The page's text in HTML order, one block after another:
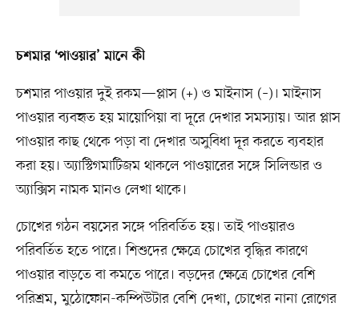
চশমার ‘পাওয়ার’ মানে কী
চশমার পাওয়ার দুই রকম—প্লাস (+) ও মাইনাস (–)। মাইনাস
পাওয়ার ব্যবহৃত হয় মায়োপিয়া বা দূরে দেখার সমস্যায়। আর প্লাস
পাওয়ার কাছ থেকে পড়া বা দেখার অসুবিধা দূর করতে ব্যবহার
করা হয়। অ্যাস্টিগমাটিজম থাকলে পাওয়ারের সঙ্গে সিলিন্ডার ও
অ্যাক্সিস নামক মানও লেখা থাকে।
চোখের গঠন বয়সের সঙ্গে পরিবর্তিত হয়। তাই পাওয়ারও
পরিবর্তিত হতে পারে। শিশুদের ক্ষেত্রে চোখের বৃদ্ধির কারণে
পাওয়ার বাড়তে বা কমতে পারে। বড়দের ক্ষেত্রে চোখের বেশি
পরিশ্রম, মুঠোফোন-কম্পিউটার বেশি দেখা, চোখের নানা রোগের